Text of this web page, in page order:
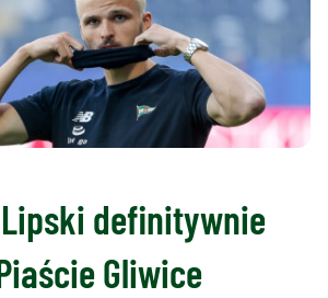
definitywnie
Gliwice